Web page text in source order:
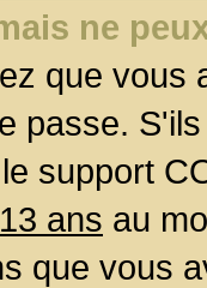
ne
que
passe.
support
ans au
que vous